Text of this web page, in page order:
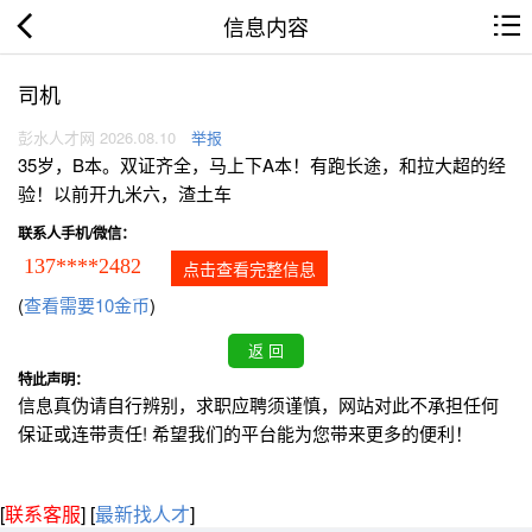
信息内容
司机
彭水人才网 2026.08.10 举报
35岁，B本。双证齐全，马上下A本！有跑长途，和拉大超的经
验！以前开九米六，渣土车
联系人手机/微信：
137****2482 点击查看完整信息
(查看需要10金币)
特此声明：
信息真伪请自行辨别，求职应聘须谨慎，网站对此不承担任何
保证或连带责任! 希望我们的平台能为您带来更多的便利！
[联系客服] [最新找人才]